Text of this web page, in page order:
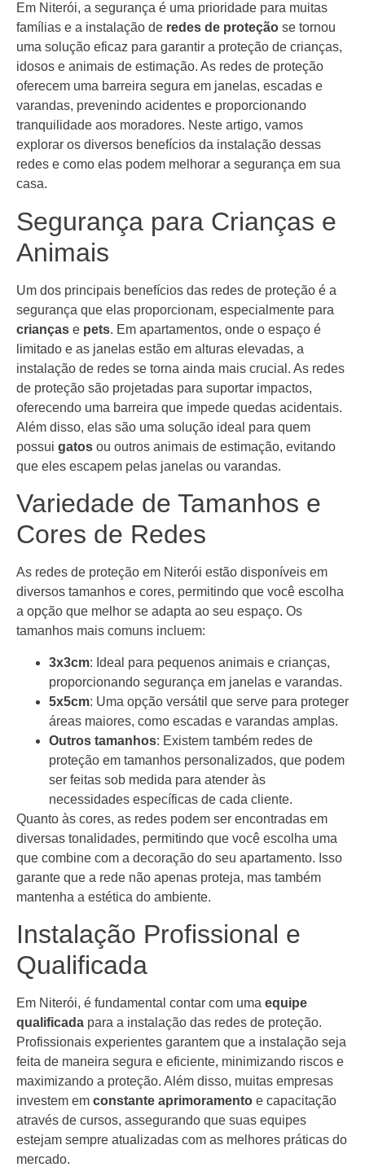
Em Niterói, a segurança é uma prioridade para muitas
famílias e a instalação de redes de proteção se tornou
uma solução eficaz para garantir a proteção de crianças,
idosos e animais de estimação. As redes de proteção
oferecem uma barreira segura em janelas, escadas e
varandas, prevenindo acidentes e proporcionando
tranquilidade aos moradores. Neste artigo, vamos
explorar os diversos benefícios da instalação dessas
redes e como elas podem melhorar a segurança em sua
casa.
Segurança para Crianças e
Animais
Um dos principais benefícios das redes de proteção é a
segurança que elas proporcionam, especialmente para
crianças e pets. Em apartamentos, onde o espaço é
limitado e as janelas estão em alturas elevadas, a
instalação de redes se torna ainda mais crucial. As redes
de proteção são projetadas para suportar impactos,
oferecendo uma barreira que impede quedas acidentais.
Além disso, elas são uma solução ideal para quem
possui gatos ou outros animais de estimação, evitando
que eles escapem pelas janelas ou varandas.
Variedade de Tamanhos e
Cores de Redes
As redes de proteção em Niterói estão disponíveis em
diversos tamanhos e cores, permitindo que você escolha
a opção que melhor se adapta ao seu espaço. Os
tamanhos mais comuns incluem:
3x3cm: Ideal para pequenos animais e crianças,
proporcionando segurança em janelas e varandas.
5x5cm: Uma opção versátil que serve para proteger
áreas maiores, como escadas e varandas amplas.
Outros tamanhos: Existem também redes de
proteção em tamanhos personalizados, que podem
ser feitas sob medida para atender às
necessidades específicas de cada cliente.
Quanto às cores, as redes podem ser encontradas em
diversas tonalidades, permitindo que você escolha uma
que combine com a decoração do seu apartamento. Isso
garante que a rede não apenas proteja, mas também
mantenha a estética do ambiente.
Instalação Profissional e
Qualificada
Em Niterói, é fundamental contar com uma equipe
qualificada para a instalação das redes de proteção.
Profissionais experientes garantem que a instalação seja
feita de maneira segura e eficiente, minimizando riscos e
maximizando a proteção. Além disso, muitas empresas
investem em constante aprimoramento e capacitação
através de cursos, assegurando que suas equipes
estejam sempre atualizadas com as melhores práticas do
mercado.